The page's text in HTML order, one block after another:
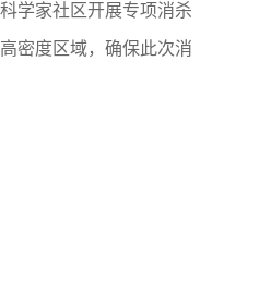
学家社区开展专项消杀
密度区域，确保此次消